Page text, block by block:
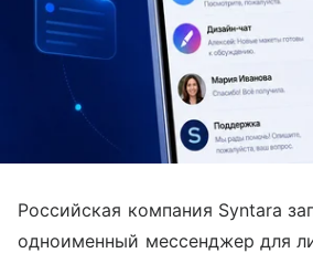
Российская компания Syntara
одноименный мессенджер для